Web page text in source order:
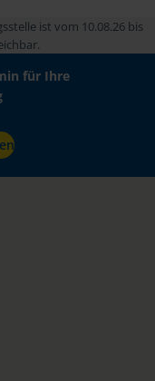
ist vom 10.08.26 bis
für Ihre